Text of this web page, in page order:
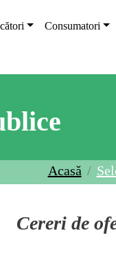
Consumatori
Acasă
Cereri de